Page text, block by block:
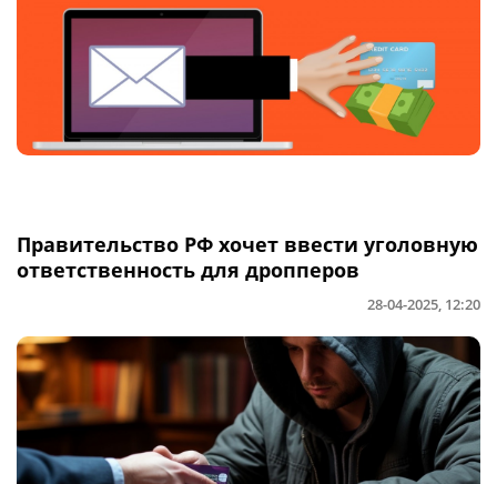
Правительство РФ хочет ввести уголовную
ответственность для дропперов
28-04-2025, 12:20